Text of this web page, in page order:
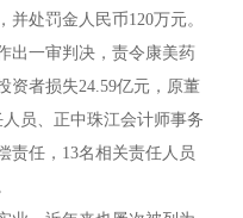
处罚金人民币120万元。
出一审判决，责令康美药
资者损失24.59亿元，原董
员、正中珠江会计师事务
责任，13名相关责任人员